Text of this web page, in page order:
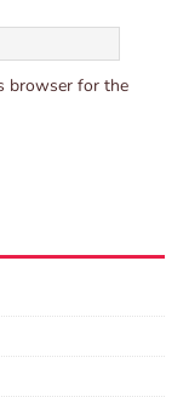
browser for the